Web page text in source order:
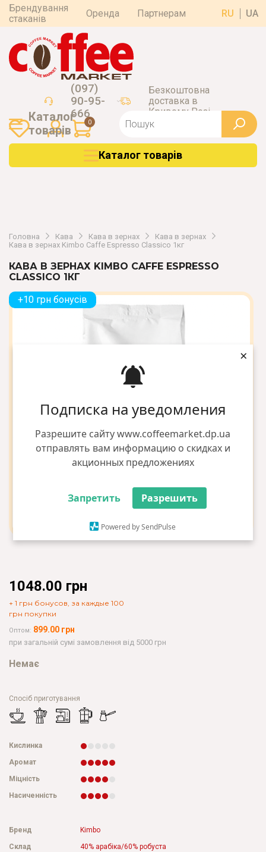
Подписка на уведомления
Разрешите сайту www.coffeemarket.dp.ua
отправлять вам информацию о скидках и
акционных предложениях
Запретить Разрешить
Powered by SendPulse
×
Брендування
стаканів
Оренда Партнерам RU UA
(097)
90-95-
666
Безкоштовна
доставка в
Кривому Розі
0
Каталог
товарiв
Каталог товарiв
Головна Кава Кава в зернах
Кава в зернах
Кава в зернах Kimbo Caffe Espresso Classico 1кг
КАВА В ЗЕРНАХ KIMBO CAFFE ESPRESSO
CLASSICO 1КГ
+10 грн бонусів
1048.00 грн
+ 1 грн бонусов, за каждые 100
грн покупки
Оптом: 899.00 грн
при загальній сумі замовлення від 5000 грн
Немає
Спосіб приготування
Кислинка
Аромат
Міцність
Насиченність
Бренд
Kimbo
Склад
40% арабіка/60% робуста